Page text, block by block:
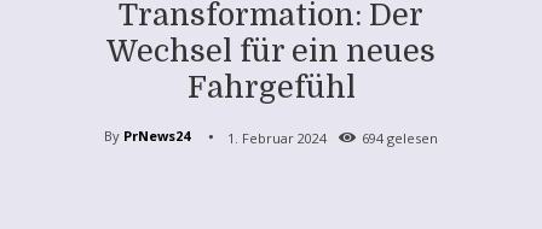
Transformation: Der
Wechsel für ein neues
Fahrgefühl
By PrNews24 1. Februar 2024 694 gelesen